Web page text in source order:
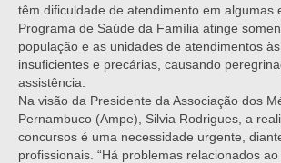
têm dificuldade de atendimento em algumas
Programa de Saúde da Família atinge
população e as unidades de atendimentos
insuficientes e precárias, causando
assistência.
Na visão da Presidente da Associação dos
Pernambuco (Ampe), Silvia Rodrigues, a
concursos é uma necessidade urgente,
profissionais. “Há problemas relacionados